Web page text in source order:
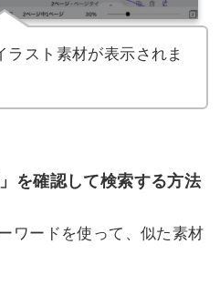
スト素材が表示されま
を確認して検索する方法
ワードを使って、似た素材